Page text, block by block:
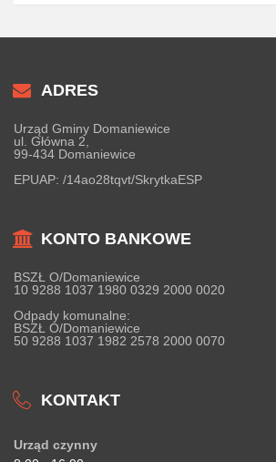
ADRES
Urząd Gminy Domaniewice
ul. Główna 2,
99-434 Domaniewice
EPUAP: /14ao28tqvt/SkrytkaESP
KONTO BANKOWE
BSZŁ O/Domaniewice
10 9288 1037 1980 0329 2000 0020
Odpady komunalne:
BSZŁ O/Domaniewice
50 9288 1037 1982 2578 2000 0070
KONTAKT
Urząd czynny